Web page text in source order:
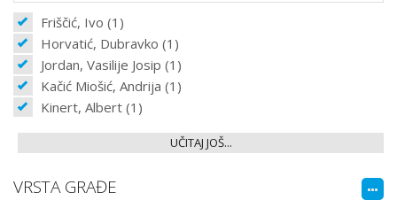
Friščić, Ivo (1)
Horvatić, Dubravko (1)
Jordan, Vasilije Josip (1)
Kačić Miošić, Andrija (1)
Kinert, Albert (1)
UČITAJ JOŠ...
VRSTA GRAĐE